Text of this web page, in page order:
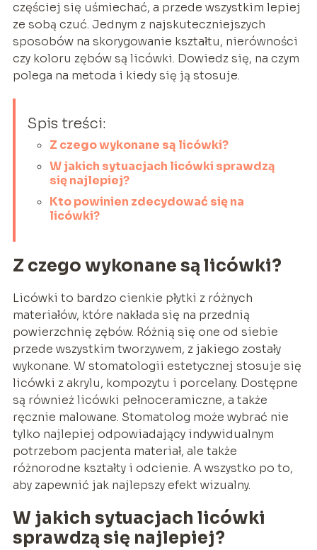
częściej się uśmiechać, a przede wszystkim lepiej
ze sobą czuć. Jednym z najskuteczniejszych
sposobów na skorygowanie kształtu, nierówności
czy koloru zębów są licówki. Dowiedz się, na czym
polega na metoda i kiedy się ją stosuje.
Spis treści:
Z czego wykonane są licówki?
W jakich sytuacjach licówki sprawdzą
się najlepiej?
Kto powinien zdecydować się na
licówki?
Z czego wykonane są licówki?
Licówki to bardzo cienkie płytki z różnych
materiałów, które nakłada się na przednią
powierzchnię zębów. Różnią się one od siebie
przede wszystkim tworzywem, z jakiego zostały
wykonane. W stomatologii estetycznej stosuje się
licówki z akrylu, kompozytu i porcelany. Dostępne
są również licówki pełnoceramiczne, a także
ręcznie malowane. Stomatolog może wybrać nie
tylko najlepiej odpowiadający indywidualnym
potrzebom pacjenta materiał, ale także
różnorodne kształty i odcienie. A wszystko po to,
aby zapewnić jak najlepszy efekt wizualny.
W jakich sytuacjach licówki
sprawdzą się najlepiej?